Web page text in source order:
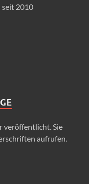
seit 2010
veröffentlicht. Sie
aufrufen.